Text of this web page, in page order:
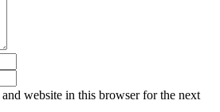
website in this browser for the next